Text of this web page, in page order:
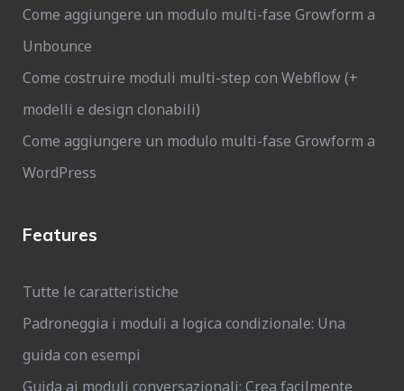
Come aggiungere un modulo multi-fase Growform a
Unbounce
Come costruire moduli multi-step con Webflow (+
modelli e design clonabili)
Come aggiungere un modulo multi-fase Growform a
WordPress
Features
Tutte le caratteristiche
Padroneggia i moduli a logica condizionale: Una
guida con esempi
Guida ai moduli conversazionali: Crea facilmente